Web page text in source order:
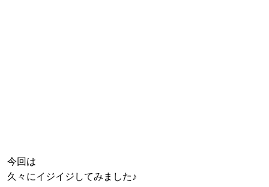
今回は
久々にイジイジしてみました♪